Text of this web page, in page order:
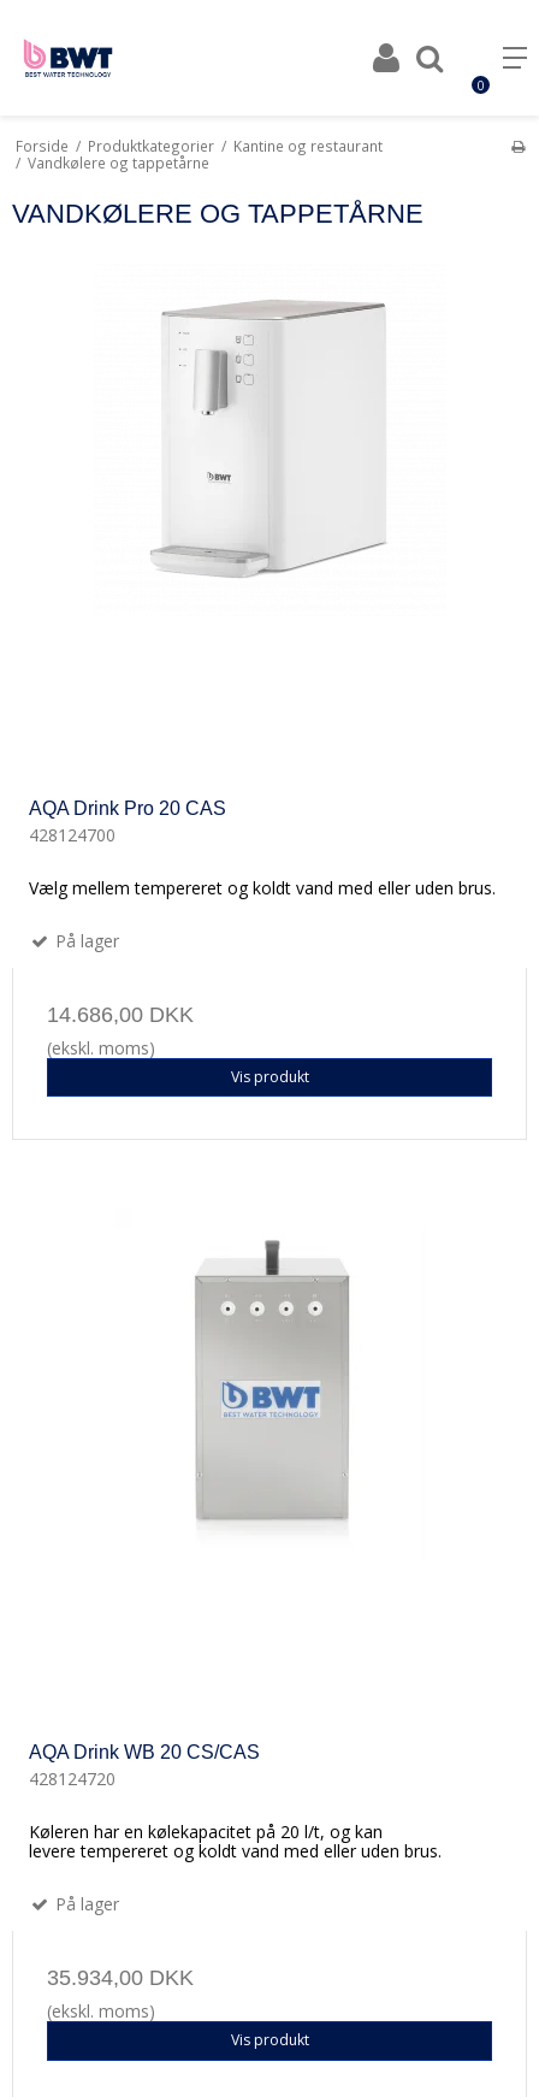
0
Forside / Produktkategorier / Kantine og restaurant
/ Vandkølere og tappetårne
VANDKØLERE OG TAPPETÅRNE
AQA Drink Pro 20 CAS
428124700
Vælg mellem tempereret og koldt vand med eller uden brus.
På lager
14.686,00 DKK
(ekskl. moms)
Vis produkt
AQA Drink WB 20 CS/CAS
428124720
Køleren har en kølekapacitet på 20 l/t, og kan
levere tempereret og koldt vand med eller uden brus.
På lager
35.934,00 DKK
(ekskl. moms)
Vis produkt